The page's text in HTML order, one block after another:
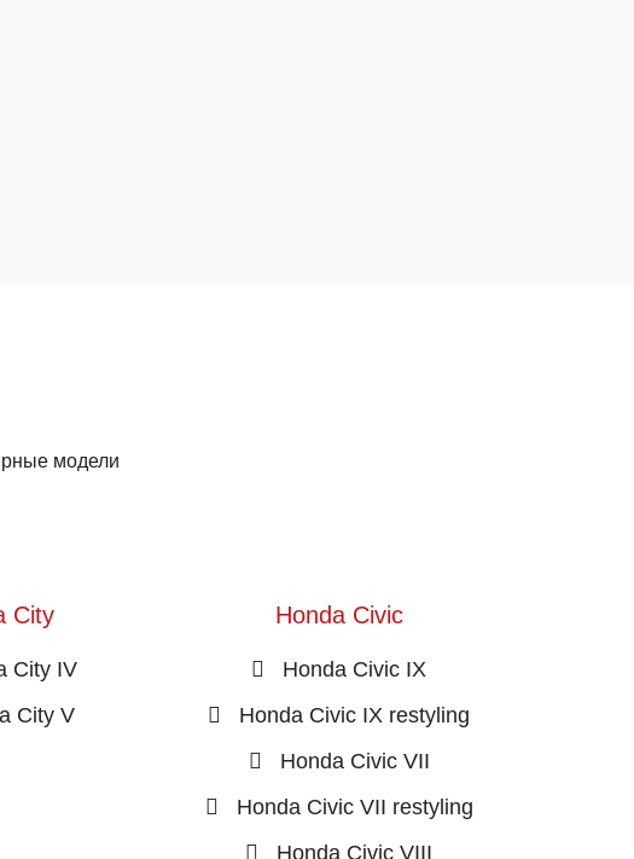
модели
City
City IV
City V
Honda Civic
Honda Civic IX
Honda Civic IX restyling
Honda Civic VII
Honda Civic VII restyling
Honda Civic VIII